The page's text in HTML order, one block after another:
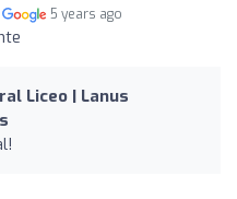
5 years ago
Liceo | Lanus